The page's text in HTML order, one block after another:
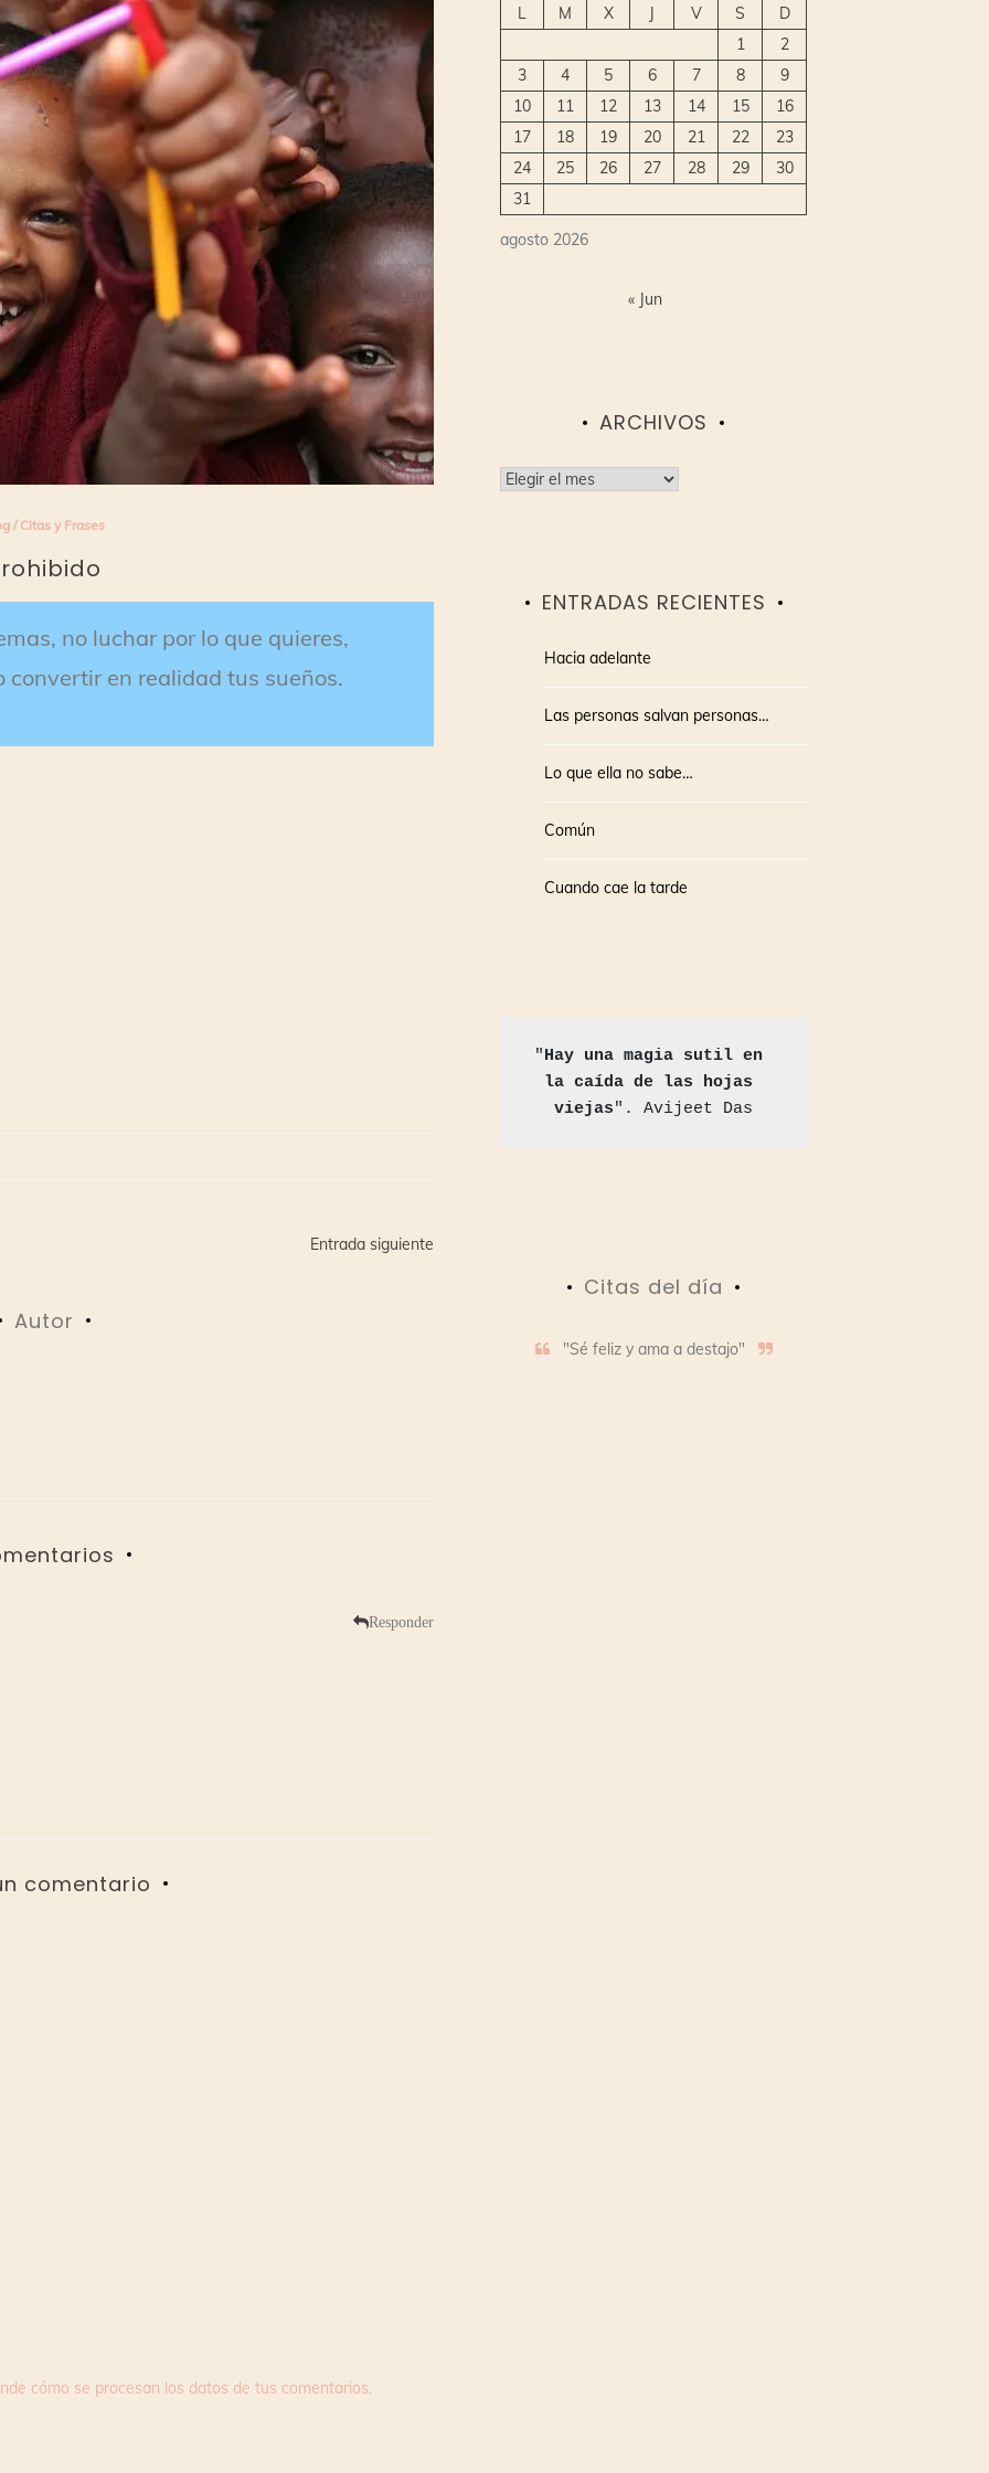
/ Citas y Frases
no luchar por lo que quieres,
en realidad tus sueños.
Entrada siguiente
Autor
Responder
comentario
cómo se procesan los datos de tus comentarios.
agosto 2026
L M X V S
D
1
2
3
4 5 6 7 8
9
10
11 12 13 14 15
16
17
18 19 20 21 22
23
24
25 26 27 28 29
30
31
« Jun
ARCHIVOS
Archivos
ENTRADAS RECIENTES
Hacia adelante
Las personas salvan personas…
Lo que ella no sabe…
Común
Cuando cae la tarde
"Hay una magia sutil en
la caída de las hojas
viejas". Avijeet Das
Citas del día
"Sé feliz y ama a destajo"